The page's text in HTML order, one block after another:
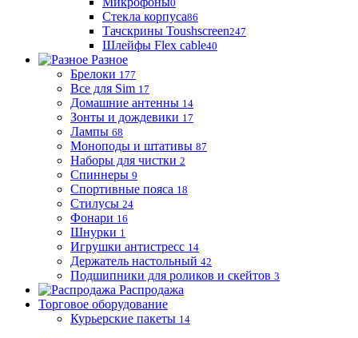
0
Стекла корпуса86
Тачскрины Toushscreen247
Шлейфы Flex cable40
Разное
Брелоки 177
Все для Sim 17
Домашние антенны 14
Зонты и дождевики 17
Лампы 68
Моноподы и штативы 87
Наборы для чистки 2
Спиннеры 9
Спортивные пояса 18
Стилусы 24
Фонари 16
Шнурки 1
Игрушки антистресс 14
Держатель настольный 42
Подшипники для роликов и скейтов 3
Распродажа
Торговое оборудование
Курьерские пакеты 14